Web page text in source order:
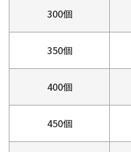
300個
350個
400個
450個